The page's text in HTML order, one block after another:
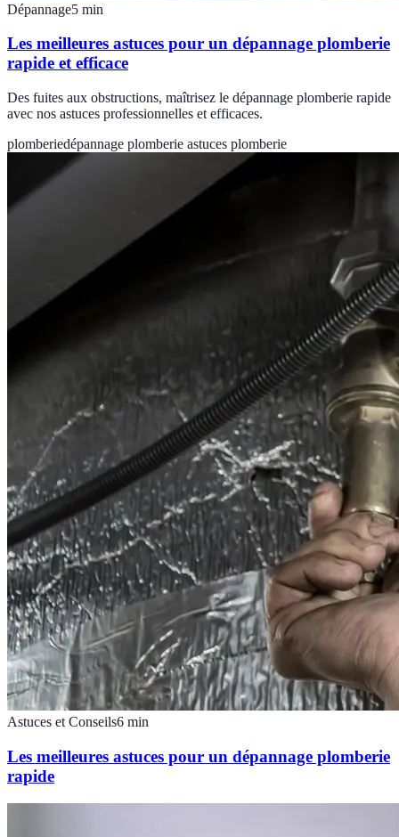
Dépannage5 min
Les meilleures astuces pour un dépannage plomberie
rapide et efficace
Des fuites aux obstructions, maîtrisez le dépannage plomberie rapide
avec nos astuces professionnelles et efficaces.
plomberiedépannage plomberie astuces plomberie
Astuces et Conseils6 min
Les meilleures astuces pour un dépannage plomberie
rapide